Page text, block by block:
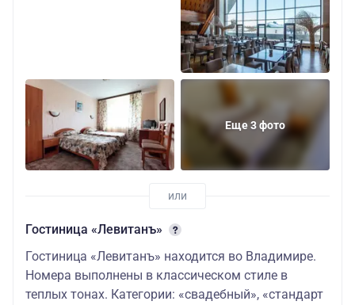
Еще 3 фото
Гостиница «Левитанъ»
Гостиница «Левитанъ» находится во Владимире.
Номера выполнены в классическом стиле в
теплых тонах. Категории: «свадебный», «стандарт